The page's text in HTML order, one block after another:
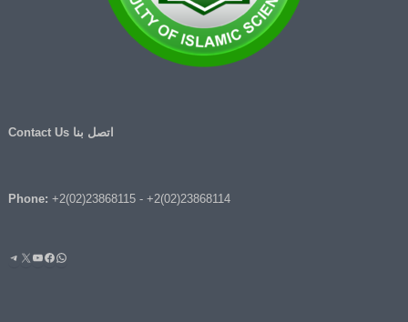
اتصل بنا Contact Us
Phone: +2(02)23868115- +2(02)23868114
واتساب
فيسبوك
يوتيوب
إكس